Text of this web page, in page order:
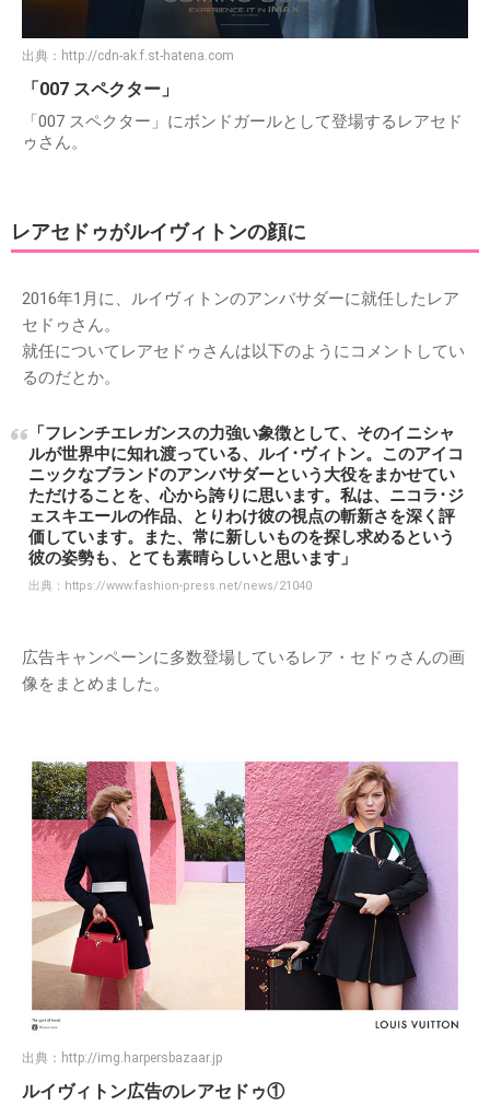
出典： http://cdn-ak.f.st-hatena.com
「007 スペクター」
「007 スペクター」にボンドガールとして登場するレアセド
ゥさん。
レアセドゥがルイヴィトンの顔に
2016年1月に、ルイヴィトンのアンバサダーに就任したレア
セドゥさん。
就任についてレアセドゥさんは以下のようにコメントしてい
るのだとか。
「フレンチエレガンスの力強い象徴として、そのイニシャ
ルが世界中に知れ渡っている、ルイ･ヴィトン。このアイコ
ニックなブランドのアンバサダーという大役をまかせてい
ただけることを、心から誇りに思います。私は、ニコラ･ジ
ェスキエールの作品、とりわけ彼の視点の斬新さを深く評
価しています。また、常に新しいものを探し求めるという
彼の姿勢も、とても素晴らしいと思います」
出典： https://www.fashion-press.net/news/21040
広告キャンペーンに多数登場しているレア・セドゥさんの画
像をまとめました。
出典： http://img.harpersbazaar.jp
ルイヴィトン広告のレアセドゥ①